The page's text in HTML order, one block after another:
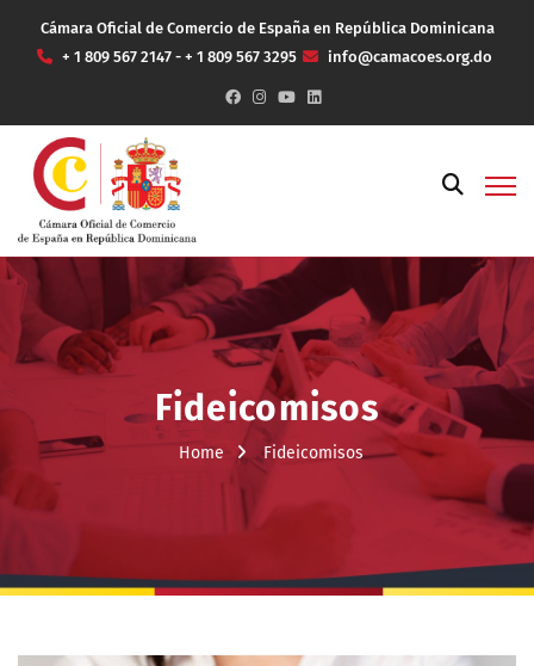
Cámara Oficial de Comercio de España en República Dominicana
+ 1 809 567 2147 - + 1 809 567 3295
info@camacoes.org.do
Fideicomisos
Home Fideicomisos